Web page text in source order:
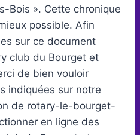
Bois ». Cette chronique
possible. Afin
sur ce document
club du Bourget et
de bien vouloir
indiquées sur notre
de rotary-le-bourget-
en ligne des